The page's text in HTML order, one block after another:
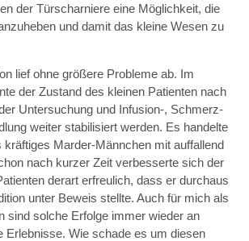
der Türscharniere eine Möglichkeit, die
und damit das kleine Wesen zu
lief ohne größere Probleme ab. Im
der Zustand des kleinen Patienten nach
Untersuchung und Infusion-, Schmerz-
weiter stabilisiert werden. Es handelte
kräftiges Marder-Männchen mit auffallend
nach kurzer Zeit verbesserte sich der
derart erfreulich, dass er durchaus
unter Beweis stellte. Auch für mich als
sind solche Erfolge immer wieder an
Erlebnisse. Wie schade es um diesen